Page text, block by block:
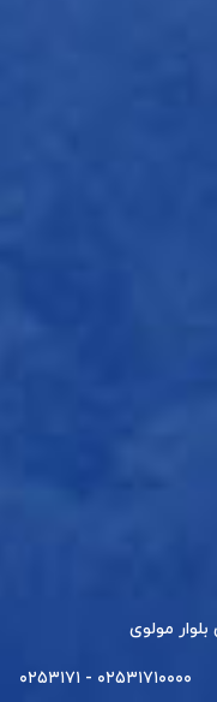
بلوار مولوی
۰۲۵۳۱۷۱۰۰۰۰ - ۰۲۵۳۱۷۱